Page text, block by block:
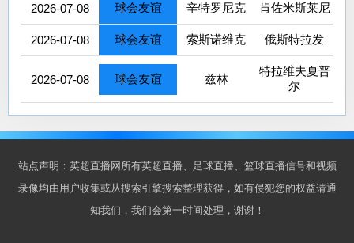
2026-07-08 球会友谊 辛特罗尼克 肯佐米斯莱尼
2026-07-08 球会友谊 索斯诺维克 俄斯特拉发
2026-07-08 球会友谊 兹林
特拉维夫夏普
尔
站点声明：英超直播网所有英超直播、足球直播、篮球直播信号和视频
录像均由用户收集或从搜索引擎搜索整理获得，如有侵犯您的权益请通
知我们，我们会第一时间处理，谢谢！